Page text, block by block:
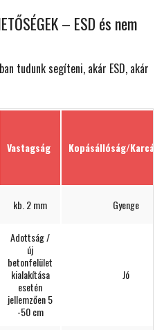
– ESD és nem
tudunk segíteni, akár ESD, akár
Vastagság Kopásállóság/
kb. 2 mm Gyenge
Adottság /
új
betonfelület
kialakítása
esetén
jellemzően 5
-50 cm
Jó